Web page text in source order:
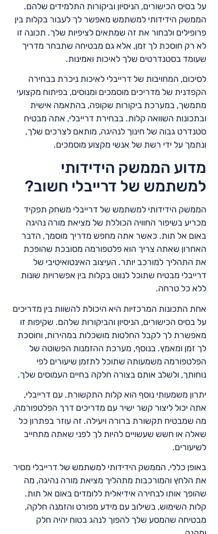
על בסיס הכישורים, הניסיון וביקורות התלמידים שלהם.
הממשק הידידותי למשתמש מאפשר לך לעבור בקלות בין
פרופילים ולבחור את זה שמתאים לציפיות שלך. תכונה זו
לא רק חוסכת לך זמן, אלא גם מבטיחה שתבחר מדריך
שעומד בסטנדרטים שלך לאיכות ואמינות.
לסיכום, המחויבות של דרייבלי לאיכות ניכרת בבחירה
הקפדנית של מדריכים מוסמכים ומנוסים, בפיתוח מקצועי
מתמשך, במערכת ביקורות שקופה, בהתאמה אישית
ובתכונות השוואה קלות. בבחירת דרייבלי, אתה מבטיח
סטנדרט גבוה של חינוך לנהיגה, מותאם לצרכים שלך,
ונתמך על ידי רשת של אנשי מקצוע מוסמכים.
מדוע הממשק הידידותי
למשתמש של דרייבלי חשוב?
הממשק הידידותי למשתמש של דרייבלי משחק תפקיד
מכריע בשיפור החוויה הכוללת של מציאת מורה נהיגה
באום אל תות. כאשר אתה מחפש מדריך מוסמך, הדבר
האחרון שאתה צריך הוא פלטפורמה מסובכת שהופכת
את התהליך למורכב יותר. העיצוב האינטואיטיבי של
דרייבלי מבטיח שתוכל לנווט בקלות בין אפשרויות שונות
ללא כל טרחה.
אחת התכונות המרכזיות היא היכולת להשוות בין מדריכים
על בסיס הכישורים, הניסיון והביקורות שלהם. שקיפות זו
מאפשרת לך לקבל החלטות מושכלות במהירות, וחוסכת
לך זמן ומאמץ. בנוסף, מערכת ההזמנות הפשוטה של
הפלטפורמה משמעותה שתוכל לתזמן שיעורים לפי
נוחותך, ולשלב אותם בצורה חלקה בחיים העמוסים שלך.
יתרון משמעותי נוסף הוא קלות התקשורת. עם דרייבלי,
אתה יכול ליצור קשר ישיר עם מדריכים דרך הפלטפורמה,
מה שמבטיח תקשורת ברורה ויעילה. זה עוזר בפתרון כל
שאלה או חשש שעשויים להיות לך לפני שאתה מתחייב
לשיעורים.
באופן כללי, הממשק הידידותי למשתמש של דרייבלי מסיר
את הלחץ והמורכבות מתהליך מציאת מורה נהיגה, מה
שהופך אותו לבחירה אידיאלית ללומדים באום אל תות.
קלות השימוש, בשילוב עם מידע מפורט והזמנה חלקה,
מבטיחה שהמסע שלך להפוך לנהג בטוח יהיה חלק